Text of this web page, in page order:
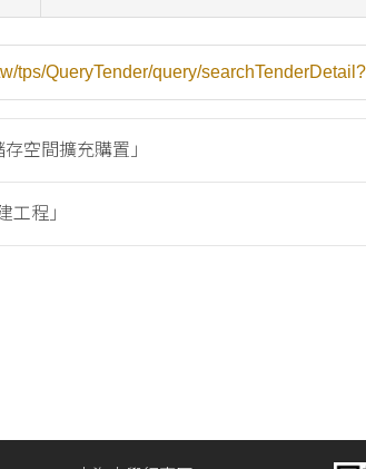
tps/QueryTender/query/
空間擴充購置」
工程」